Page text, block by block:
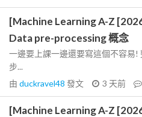
[Machine Learning A-Z
Data pre-processing 概念
一邊要上課一邊還要寫這個不容易!
步...
由 duckravel48 發文 3 天前
[Machine Learning A-Z